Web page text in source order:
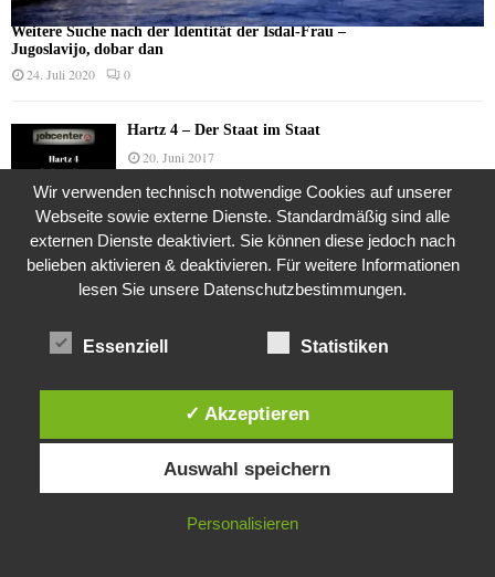
Weitere Suche nach der Identität der Isdal-Frau –
Jugoslavijo, dobar dan
24. Juli 2020 0
Hartz 4 – Der Staat im Staat
20. Juni 2017
Das Leben des Lachs
12. Oktober 2020
9. Juli 2018
Was ist denn das? -Mars „SOL 735“ Rover Curiosity
Diese Website verwendet Cookies. Durch die weitere Nutzung dieser
Website stimmst du der Verwendung von Cookies zu.
IN ORDNUNG
Wir verwenden technisch notwendige Cookies auf unserer
Webseite sowie externe Dienste. Standardmäßig sind alle
externen Dienste deaktiviert. Sie können diese jedoch nach
belieben aktivieren & deaktivieren. Für weitere Informationen
lesen Sie unsere Datenschutzbestimmungen.
Essenziell Statistiken
✓ Akzeptieren
Auswahl speichern
Personalisieren